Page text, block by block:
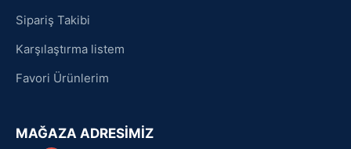
Sipariş Takibi
Karşılaştırma listem
Favori Ürünlerim
MAĞAZA ADRESİMİZ